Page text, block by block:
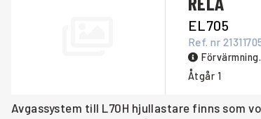
EL705
Ref. nr
Förvärmning.
Åtgår 1
Avgassystem till L70H hjullastare finns som